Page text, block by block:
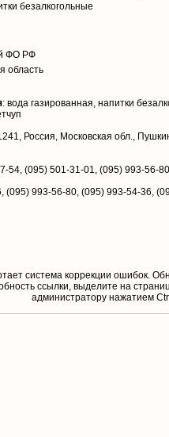
безалкогольные
ФО РФ
область
: вода газированная, напитки
Россия, Московская обл.,
54, (095) 501-31-01, (095) 993-56-
(095) 993-56-80, (095) 993-54-36,
система коррекции ошибок.
ссылки, выделите на
aдминистратору нажатием